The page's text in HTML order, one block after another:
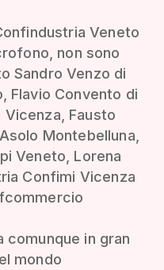
Veneto
non sono
Sandro Venzo di
Flavio Convento di
Fausto
Montebelluna,
Veneto, Lorena
Confimi Vicenza
comunque in gran
mondo